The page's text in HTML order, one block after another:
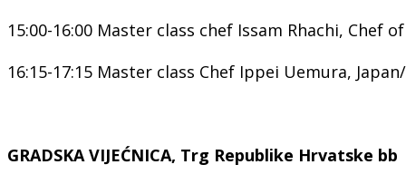
15:00-16:00 Master class chef Issam Rhachi, Chef
16:15-17:15 Master class Chef Ippei Uemura,
GRADSKA VIJEĆNICA, Trg Republike Hrvatske bb